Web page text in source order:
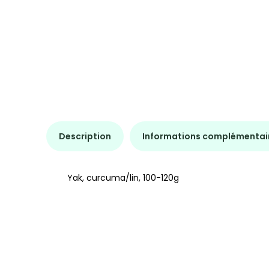
Description Informations
Yak, curcuma/lin, 100-120g